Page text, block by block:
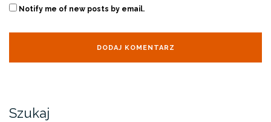
Notify me of new posts by email.
Szukaj